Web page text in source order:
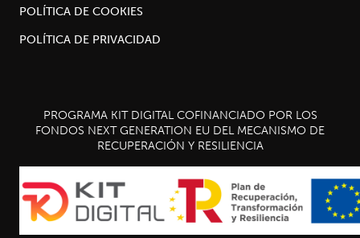
POLÍTICA DE COOKIES
POLÍTICA DE PRIVACIDAD
PROGRAMA KIT DIGITAL COFINANCIADO POR LOS
FONDOS NEXT GENERATION EU DEL MECANISMO DE
RECUPERACIÓN Y RESILIENCIA